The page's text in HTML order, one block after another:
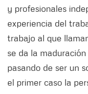
y profesionales
experiencia del
trabajo al que
se da la
pasando de ser un
el primer caso la